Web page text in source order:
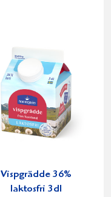
Vispgrädde 36%
laktosfri 3dl